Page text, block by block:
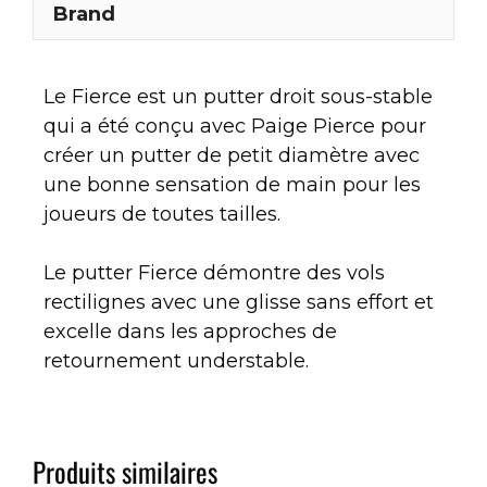
Brand
Le Fierce est un putter droit sous-stable
qui a été conçu avec Paige Pierce pour
créer un putter de petit diamètre avec
une bonne sensation de main pour les
joueurs de toutes tailles.
Le putter Fierce démontre des vols
rectilignes avec une glisse sans effort et
excelle dans les approches de
retournement understable.
Produits similaires